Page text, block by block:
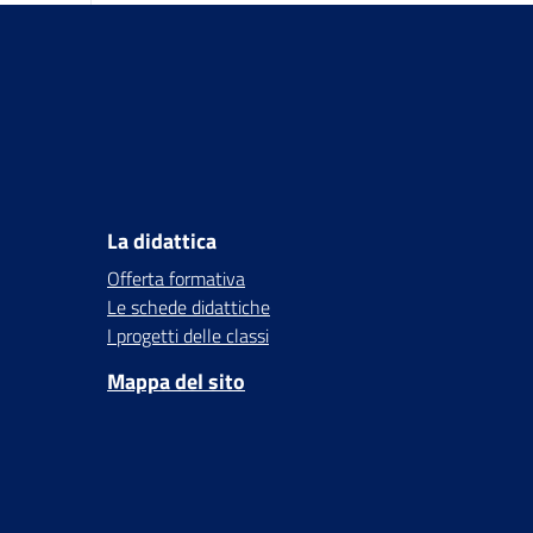
La didattica
Offerta formativa
Le schede didattiche
I progetti delle classi
Mappa del sito